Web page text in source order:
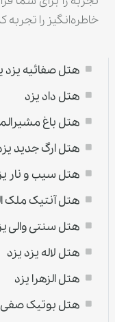
خاطره‌انگیز را تجربه
هتل صفائیه يزد
هتل داد یزد
هتل باغ
هتل ارگ جدید
هتل سیب و نار
هتل آنتیک ملک
هتل سنتی والی
هتل لاله يزد یزد
هتل الزهرا یزد
هتل بوتیک صفی